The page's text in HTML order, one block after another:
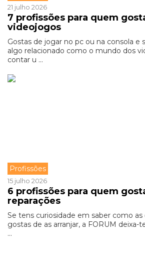
21 julho 2026
7 profissões para quem
videojogos
Gostas de jogar no pc ou na consola e
algo relacionado como o mundo dos
contar u ...
Profissões
15 julho 2026
6 profissões para quem
reparações
Se tens curiosidade em saber como
gostas de as arranjar, a FORUM deixa-
...